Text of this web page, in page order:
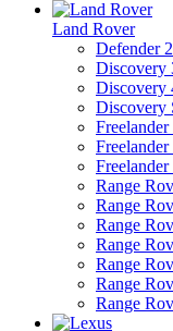
Land Rover
Defender
Discovery
Discovery
Discovery
Freelander
Freelander
Range
Range
Range
Range
Range
Range
Range